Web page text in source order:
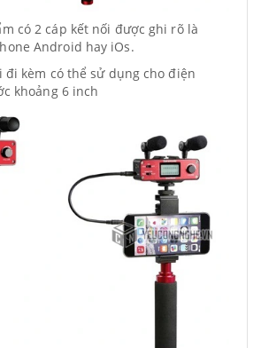
có 2 cáp kết nối được ghi rõ là
Android hay iOs.
đi kèm có thể sử dụng cho điện
khoảng 6 inch